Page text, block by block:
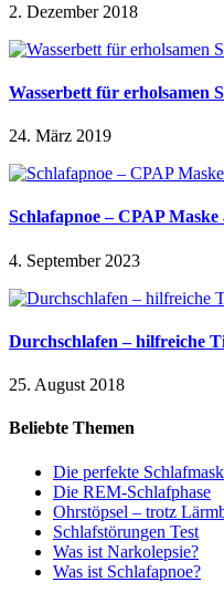
2. Dezember 2018
Wasserbett für erholsamen
24. März 2019
Schlafapnoe – CPAP
4. September 2023
Durchschlafen – hilfreiche
25. August 2018
Beliebte Themen
Die perfekte
Die REM-Schlafphase
Ohrstöpsel – trotz
Schlafstörungen Test
Was ist Narkolepsie?
Was ist Schlafapnoe?